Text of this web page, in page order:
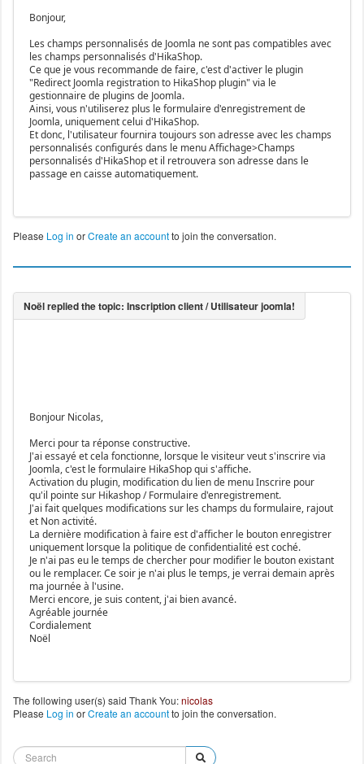
Bonjour,
Les champs personnalisés de Joomla ne sont pas compatibles avec
les champs personnalisés d'HikaShop.
Ce que je vous recommande de faire, c'est d'activer le plugin
"Redirect Joomla registration to HikaShop plugin" via le
gestionnaire de plugins de Joomla.
Ainsi, vous n'utiliserez plus le formulaire d'enregistrement de
Joomla, uniquement celui d'HikaShop.
Et donc, l'utilisateur fournira toujours son adresse avec les champs
personnalisés configurés dans le menu Affichage>Champs
personnalisés d'HikaShop et il retrouvera son adresse dans le
passage en caisse automatiquement.
Please Log in orCreate an accountto join the conversation.
Bonjour Nicolas,
Merci pour ta réponse constructive.
J'ai essayé et cela fonctionne, lorsque le visiteur veut s'inscrire via
Joomla, c'est le formulaire HikaShop qui s'affiche.
Activation du plugin, modification du lien de menu Inscrire pour
qu'il pointe sur Hikashop / Formulaire d'enregistrement.
J'ai fait quelques modifications sur les champs du formulaire, rajout
et Non activité.
La dernière modification à faire est d'afficher le bouton enregistrer
uniquement lorsque la politique de confidentialité est coché.
Je n'ai pas eu le temps de chercher pour modifier le bouton existant
ou le remplacer. Ce soir je n'ai plus le temps, je verrai demain après
ma journée à l'usine.
Merci encore, je suis content, j'ai bien avancé.
Agréable journée
Cordialement
Noël
The following user(s) said Thank You:nicolas
Please Log in orCreate an accountto join the conversation.